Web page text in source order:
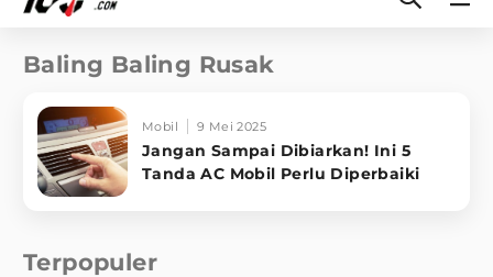
Baling Baling Rusak
Mobil 9 Mei 2025
Jangan Sampai Dibiarkan! Ini 5
Tanda AC Mobil Perlu Diperbaiki
Terpopuler